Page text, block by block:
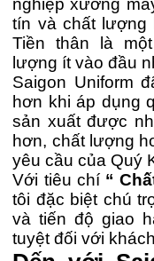
tín và chất lượng
Tiền thân là
lượng ít vào đầu
Saigon Uniform
hơn khi áp dụng
sản xuất được
hơn, chất lượng
yêu cầu của Quý
Với tiêu chí“
tôi đặc biệt chú
và tiến độ giao
tuyệt đối với